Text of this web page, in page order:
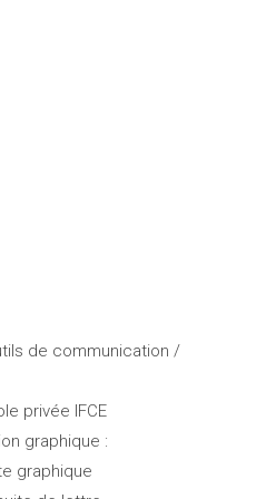
de communication /
privée IFCE
graphique :
graphique